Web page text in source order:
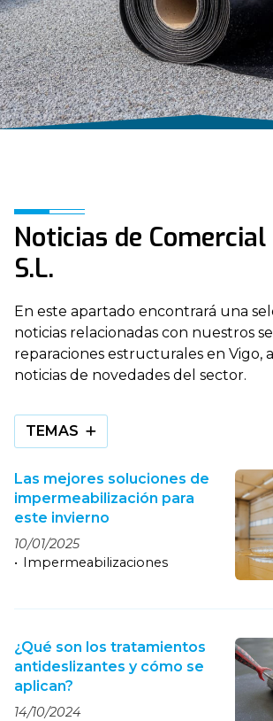
Noticias de Comercial
S.L.
En este apartado encontrará una
noticias relacionadas con nuestros
reparaciones estructurales en Vigo,
noticias de novedades del sector.
TEMAS
Las mejores soluciones de
impermeabilización para
este invierno
10/01/2025
Impermeabilizaciones
¿Qué son los tratamientos
antideslizantes y cómo se
aplican?
14/10/2024